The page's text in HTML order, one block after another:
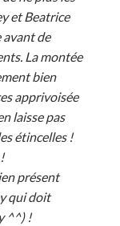
et Beatrice
avant de
La montée
bien
apprivoisée
laisse pas
étincelles !
présent
qui doit
^^) !